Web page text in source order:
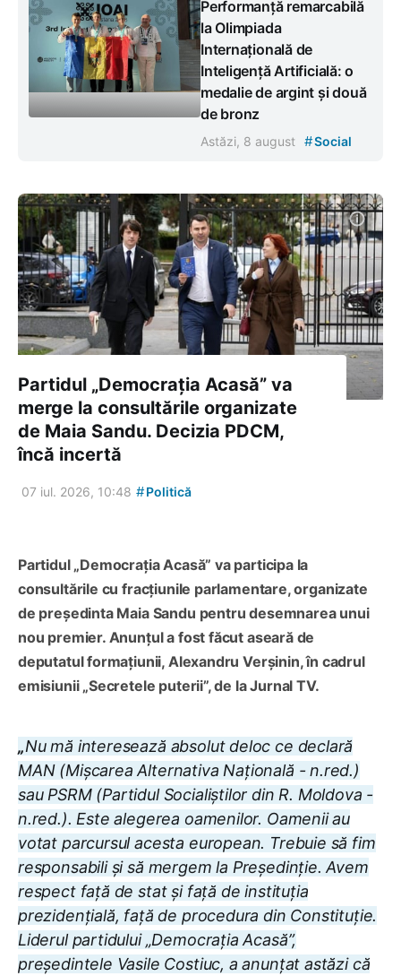
Performanță remarcabilă
la Olimpiada
Internațională de
Inteligență Artificială: o
medalie de argint și două
de bronz
Astăzi, 8 august #Social
Partidul „Democrația Acasă” va
merge la consultările organizate
de Maia Sandu. Decizia PDCM,
încă incertă
07 iul. 2026, 10:48 #Politică
Partidul „Democrația Acasă” va participa la
consultările cu fracțiunile parlamentare, organizate
de președinta Maia Sandu pentru desemnarea unui
nou premier. Anunțul a fost făcut aseară de
deputatul formațiunii, Alexandru Verșinin, în cadrul
emisiunii „Secretele puterii”, de la Jurnal TV.
„Nu mă interesează absolut deloc ce declară
MAN (Mișcarea Alternativa Națională - n.red.)
sau PSRM (Partidul Socialiștilor din R. Moldova -
n.red.). Este alegerea oamenilor. Oamenii au
votat parcursul acesta european. Trebuie să fim
responsabili și să mergem la Președinție. Avem
respect față de stat și față de instituția
prezidențială, față de procedura din Constituție.
Liderul partidului „Democrația Acasă”,
președintele Vasile Costiuc, a anunțat astăzi că